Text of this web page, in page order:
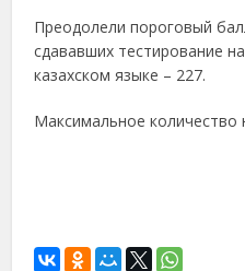
Преодолели пороговый
сдававших тестирование
казахском языке – 227.
Максимальное количество